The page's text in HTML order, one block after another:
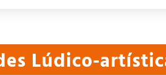
Lúdico-